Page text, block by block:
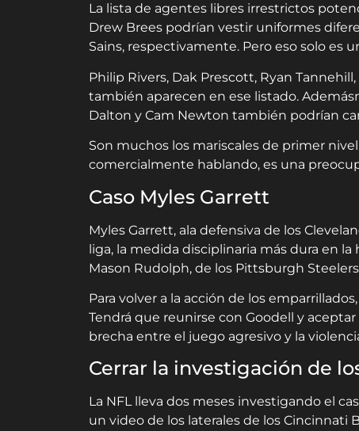
La lista de agentes libres irrestrictos
Drew Brees podrían vestir uniformes
Sains, respectivamente. Pero eso solo es
Philip Rivers, Dak Prescott, Ryan
también aparecen en ese listado.
Dalton y Cam Newton también podrían
Son muchos los mariscales de primer
comercialmente hablando, es una
Caso Myles Garrett
Myles Garrett, ala defensiva de los
liga, la medida disciplinaria más dura en
Mason Rudolph, de los Pittsburgh
Para volver a la acción de los
Tendrá que reunirse con Goodell y
brecha entre el juego agresivo y la
Cerrar la investigación de
La NFL lleva dos meses investigando el
un video de los laterales de los Cincinnati